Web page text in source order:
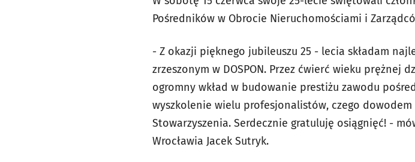
Pośredników w Obrocie Nieruchomościami i
- Z okazji pięknego jubileuszu 25 - lecia składam
zrzeszonym w DOSPON. Przez ćwierć wieku prężnej
ogromny wkład w budowanie prestiżu zawodu
wyszkolenie wielu profesjonalistów, czego
Stowarzyszenia. Serdecznie gratuluję osiągnięć! -
Wrocławia Jacek Sutryk.